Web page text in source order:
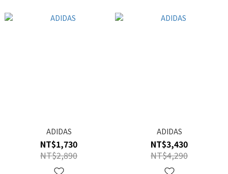
ADIDAS
NT$1,730
NT$2,890
ADIDAS
NT$3,430
NT$4,290